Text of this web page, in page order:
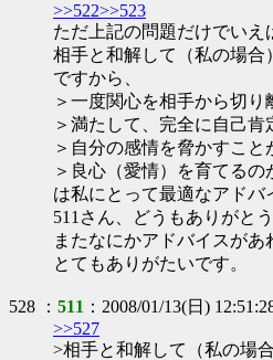
>>522>>523
ただ上記の問題だけでいえ
相手と和解して（私の場合
ですから、
＞一度関心を相手から切
＞満たして、完全に自己
＞自分の感情を脅かすこ
＞良心（愛情）を育てるの
は私にとって最適なアドバ
511さん、どうもありがと
またなにかアドバイスが
とてもありがたいです。
528 ： 511 ：2008/01/13(日)
>>527
>相手と和解して（私の場